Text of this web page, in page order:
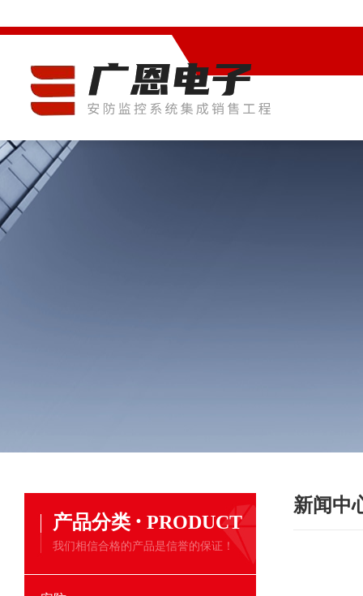
产品分类 · PRODUCT
我们相信合格的产品是信誉的保证！
新闻中